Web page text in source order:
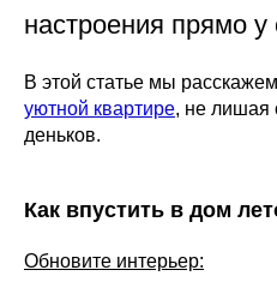
настроения прямо
В этой статье мы
уютной квартире, не лишая
деньков.
Как впустить в дом
Обновите интерьер: